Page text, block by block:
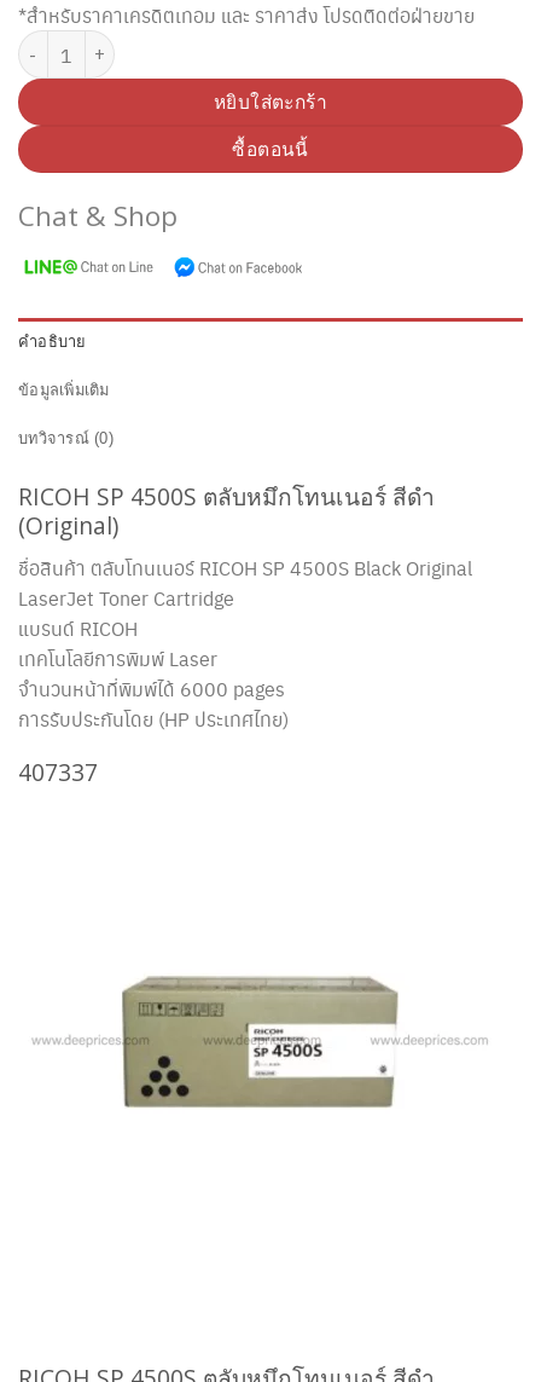
*สำหรับราคาเครดิตเทอม และ ราคาส่ง โปรดติดต่อฝ่ายขาย
จำนวน RICOH SP 4500S ตลับหมึกโทนเนอร์ สีดำ (Original) ชิ้น
หยิบใส่ตะกร้า
ซื้อตอนนี้
Chat & Shop
คำอธิบาย
ข้อมูลเพิ่มเติม
บทวิจารณ์ (0)
RICOH SP 4500S ตลับหมึกโทนเนอร์ สีดำ
(Original)
ชื่อสินค้า ตลับโทนเนอร์ RICOH SP 4500S Black Original
LaserJet Toner Cartridge
แบรนด์ RICOH
เทคโนโลยีการพิมพ์ Laser
จำนวนหน้าที่พิมพ์ได้ 6000 pages
การรับประกันโดย (HP ประเทศไทย)
407337